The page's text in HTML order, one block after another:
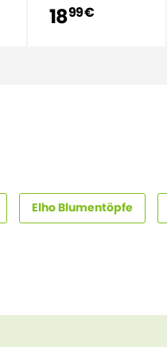
1899 €
Elho Blumentöpfe